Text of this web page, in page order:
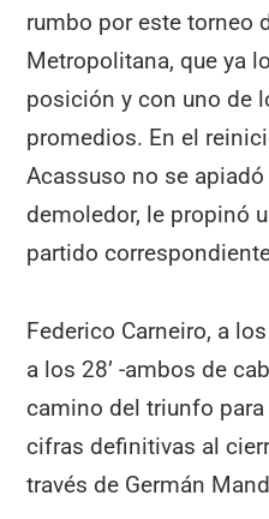
rumbo por este torneo
Metropolitana, que ya
posición y con uno de
promedios. En el
Acassuso no se
demoledor, le propinó
partido
Federico Carneiro, a
a los 28’ -ambos de
camino del triunfo
cifras definitivas al
través de Germán